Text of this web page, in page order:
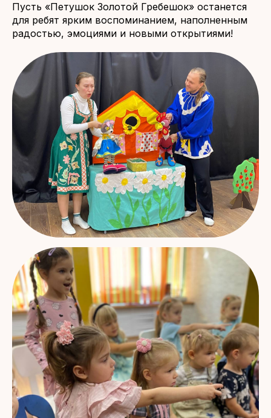
Пусть «Петушок Золотой Гребешок» останется
для ребят ярким воспоминанием, наполненным
радостью, эмоциями и новыми открытиями!